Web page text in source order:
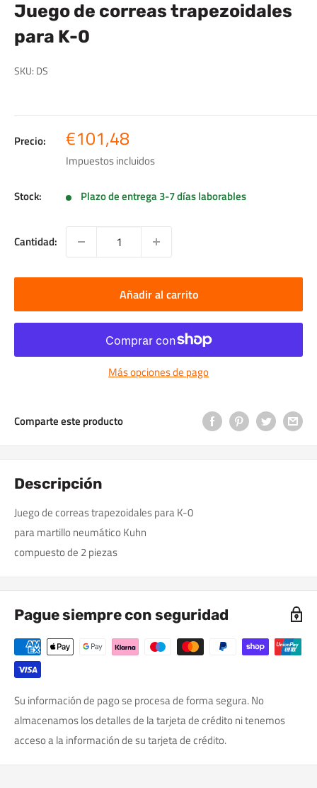
Juego de correas trapezoidales
para K-0
SKU: DS
Precio: Precio
de
venta
€101,48
Impuestos incluidos
Stock: Plazo de entrega 3-7 días laborables
Cantidad:
Añadir al carrito
Más opciones de pago
Comparte este producto
Descripción
Juego de correas trapezoidales para K-0
para martillo neumático Kuhn
compuesto de 2 piezas
Pague siempre con seguridad
Su información de pago se procesa de forma segura. No
almacenamos los detalles de la tarjeta de crédito ni tenemos
acceso a la información de su tarjeta de crédito.